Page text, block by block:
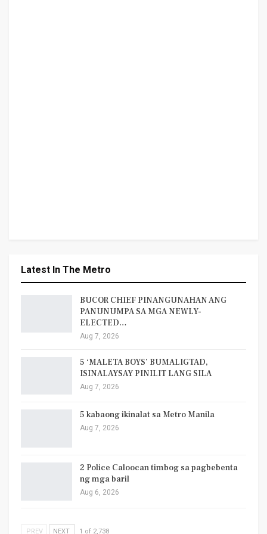
Latest In The Metro
BUCOR CHIEF PINANGUNAHAN ANG
PANUNUMPA SA MGA NEWLY-
ELECTED…
Aug 7, 2026
5 ‘MALETA BOYS’ BUMALIGTAD,
ISINALAYSAY PINILIT LANG SILA
Aug 7, 2026
5 kabaong ikinalat sa Metro Manila
Aug 7, 2026
2 Police Caloocan timbog sa pagbebenta
ng mga baril
Aug 6, 2026
PREV NEXT 1 of 2,738